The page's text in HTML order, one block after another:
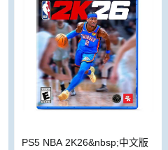
PS5 NBA 2K26&nbsp;中文版